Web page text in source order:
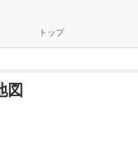
トップ
図